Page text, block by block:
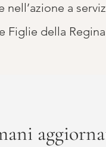
a
Figlie della